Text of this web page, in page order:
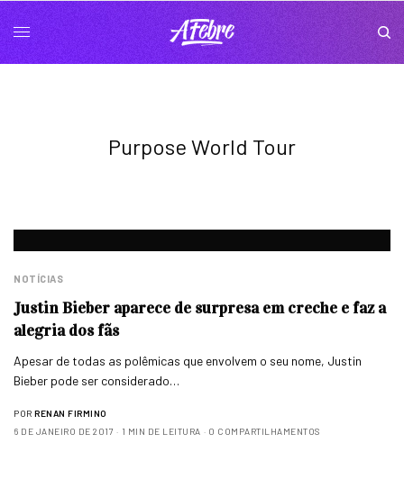
Purpose World Tour
NOTÍCIAS
Justin Bieber aparece de surpresa em creche e faz a
alegria dos fãs
Apesar de todas as polêmicas que envolvem o seu nome, Justin
Bieber pode ser considerado…
POR RENAN FIRMINO
6 DE JANEIRO DE 2017
1 MIN DE LEITURA 0 COMPARTILHAMENTOS